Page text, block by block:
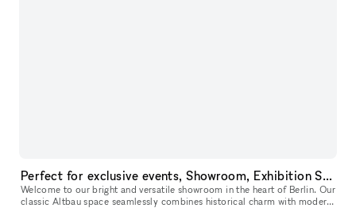
Perfect for exclusive events, Showroom, Exhibition Space, Meetings, Workshops
Welcome to our bright and versatile showroom in the heart of Berlin. Our
classic Altbau space seamlessly combines historical charm with modern